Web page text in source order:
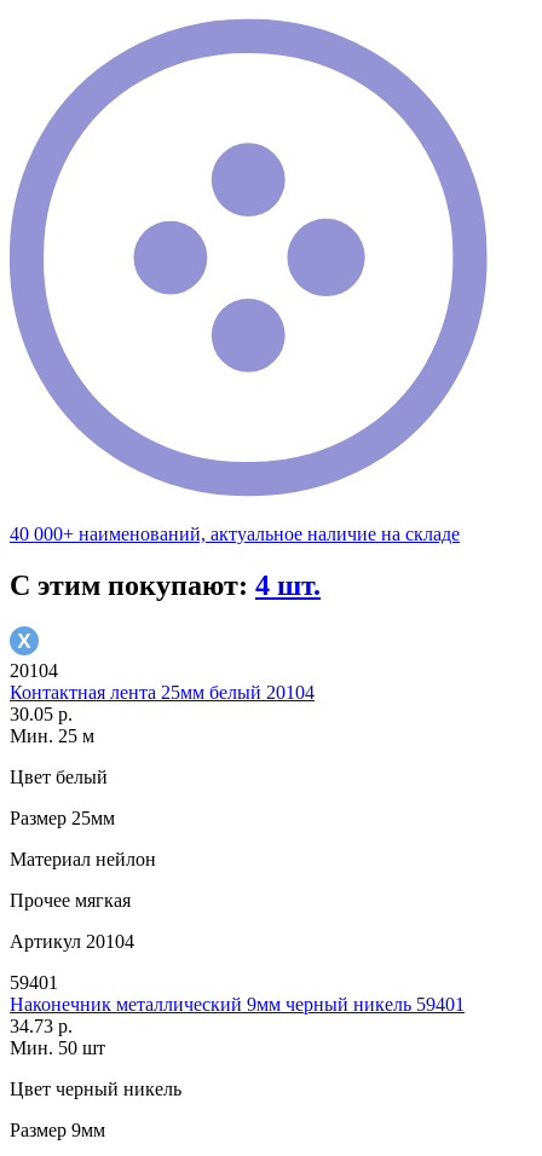
40 000+ наименований, актуальное наличие на складе
С этим покупают: 4 шт.
20104
Контактная лента 25мм белый 20104
30.05 р.
Мин. 25 м
Цвет белый
Размер 25мм
Материал нейлон
Прочее мягкая
Артикул 20104
59401
Наконечник металлический 9мм черный никель 59401
34.73 р.
Мин. 50 шт
Цвет черный никель
Размер 9мм